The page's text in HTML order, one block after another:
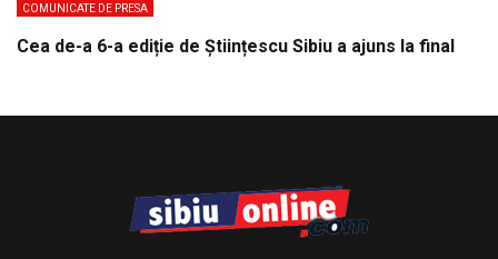
COMUNICATE DE PRESA
Cea de-a 6-a ediție de Științescu Sibiu a ajuns la final